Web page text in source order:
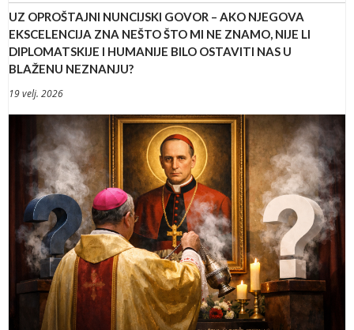
UZ OPROŠTAJNI NUNCIJSKI GOVOR – AKO NJEGOVA
EKSCELENCIJA ZNA NEŠTO ŠTO MI NE ZNAMO, NIJE LI
DIPLOMATSKIJE I HUMANIJE BILO OSTAVITI NAS U
BLAŽENU NEZNANJU?
19 velj. 2026